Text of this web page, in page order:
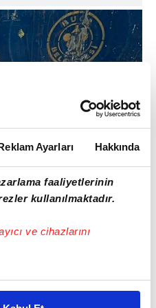
Ayarları Hakkında
faaliyetlerinin
kullanılmaktadır.
ve cihazlarını
sizlere özel